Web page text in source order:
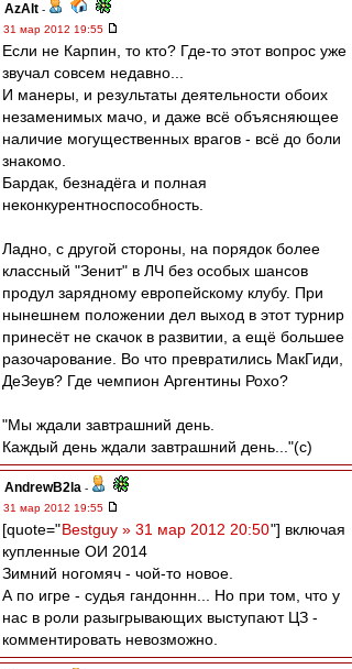
AzAlt -
31 мар 2012 19:55
Если не Карпин, то кто? Где-то этот вопрос уже
звучал совсем недавно...
И манеры, и результаты деятельности обоих
незаменимых мачо, и даже всё объясняющее
наличие могущественных врагов - всё до боли
знакомо.
Бардак, безнадёга и полная
неконкурентноспособность.
Ладно, с другой стороны, на порядок более
классный "Зенит" в ЛЧ без особых шансов
продул зарядному европейскому клубу. При
нынешнем положении дел выход в этот турнир
принесёт не скачок в развитии, а ещё большее
разочарование. Во что превратились МакГиди,
ДеЗеув? Где чемпион Аргентины Рохо?
"Мы ждали завтрашний день.
Каждый день ждали завтрашний день..."(с)
AndrewB2la -
31 мар 2012 19:55
[quote="Bestguy » 31 мар 2012 20:50"] включая
купленные ОИ 2014
Зимний ногомяч - чой-то новое.
А по игре - судья гандоннн... Но при том, что у
нас в роли разыгрывающих выступают ЦЗ -
комментировать невозможно.